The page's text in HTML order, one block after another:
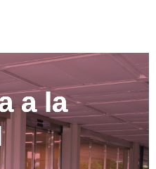
a la